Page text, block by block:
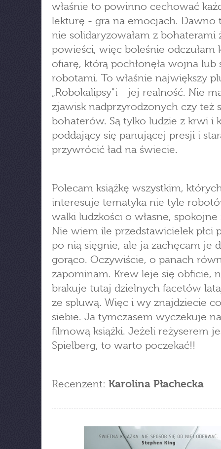
właśnie to powinno cechować
lekturę - gra na emocjach. Dawno
nie solidaryzowałam z bohaterami
powieści, więc boleśnie odczułam
ofiarę, którą pochłonęła wojna lub
robotami. To właśnie największy
„Robokalipsy"i - jej realność. Nie
zjawisk nadprzyrodzonych czy też
bohaterów. Są tylko ludzie z krwi i
poddający się panującej presji i
przywrócić ład na świecie.
Polecam książkę wszystkim,
interesuje tematyka nie tyle
walki ludzkości o własne, spokojne
Nie wiem ile przedstawicielek płci
po nią sięgnie, ale ja zachęcam je
gorąco. Oczywiście, o panach
zapominam. Krew leje się obficie,
brakuje tutaj dzielnych facetów
ze spluwą. Więc i wy znajdziecie
siebie. Ja tymczasem wyczekuje
filmową książki. Jeżeli reżyserem
Spielberg, to warto poczekać!!
Recenzent: Karolina Płachecka